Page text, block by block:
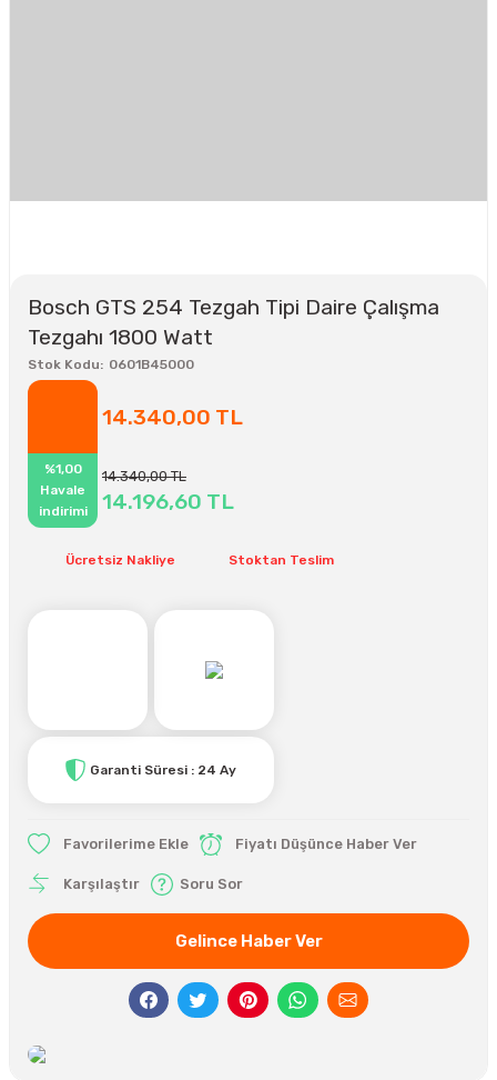
Bosch GTS 254 Tezgah Tipi Daire Çalışma
Tezgahı 1800 Watt
Stok Kodu 0601B45000
14.340,00 TL
%1,00
Havale
indirimi
14.340,00 TL
14.196,60 TL
Ücretsiz Nakliye Stoktan Teslim
Garanti Süresi : 24 Ay
Fiyatı Düşünce Haber Ver
Karşılaştır Soru Sor
Gelince Haber Ver